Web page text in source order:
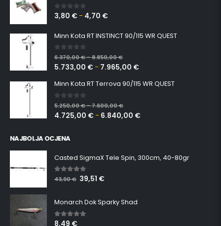
0 out of 5
3,80 € – 4,70 €
Minn Kota RT INSTINCT 90/115 WR QUEST
0 out of 5
6.370,00€–8.850,00€
5.733,00 € – 7.965,00 €
Minn Kota RT Terrova 90/115 WR QUEST
0 out of 5
5.250,00€–7.600,00€
4.725,00 € – 6.840,00 €
NAJBOLJA OCJENA
Casted SigmaX Tele Spin, 300cm, 40-80gr
5.00out of 5
43,90€ 39,51 €
Monarch Dok Sparky Shad
5.00 out of 5
8,49 €